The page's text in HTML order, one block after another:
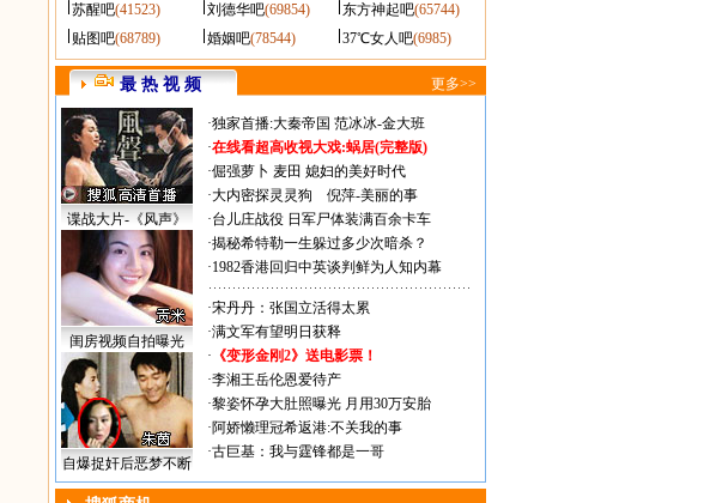
苏醒吧(41523) 刘德华吧(69854) 东方神起吧(65744)
贴图吧(68789) 婚姻吧(78544) 37℃女人吧(6985)
最 热 视 频 更多>>
谍战大片-《风声》
闺房视频自拍曝光
自爆捉奸后恶梦不断
·独家首播:大秦帝国 范冰冰-金大班
·在线看超高收视大戏:蜗居(完整版)
·倔强萝卜 麦田 媳妇的美好时代
·大内密探灵灵狗
倪萍-美丽的事
·台儿庄战役 日军尸体装满百余卡车
·揭秘希特勒一生躲过多少次暗杀？
·1982香港回归中英谈判鲜为人知内幕
·宋丹丹：张国立活得太累
·满文军有望明日获释
· 《变形金刚2》送电影票！
·李湘王岳伦恩爱待产
·黎姿怀孕大肚照曝光 月用30万安胎
·阿娇懒理冠希返港:不关我的事
·古巨基：我与霆锋都是一哥